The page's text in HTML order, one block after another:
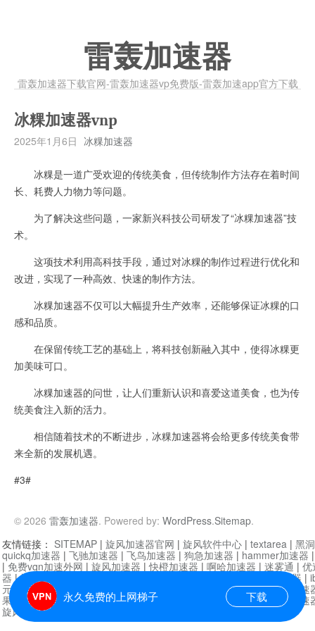
雷轰加速器
雷轰加速器下载官网-雷轰加速器vp免费版-雷轰加速app官方下载
冰粿加速器vnp
2025年1月6日 冰粿加速器
冰粿是一道广受欢迎的传统美食，但传统制作方法存在着时间
长、耗费人力物力等问题。
为了解决这些问题，一家新兴科技公司研发了“冰粿加速器”技
术。
这项技术利用高科技手段，通过对冰粿的制作过程进行优化和
改进，实现了一种高效、快速的制作方法。
冰粿加速器不仅可以大幅提升生产效率，还能够保证冰粿的口
感和品质。
在保留传统工艺的基础上，将科技创新融入其中，使得冰粿更
加美味可口。
冰粿加速器的问世，让人们重新认识和喜爱这道美食，也为传
统美食注入新的活力。
相信随着技术的不断进步，冰粿加速器将会给更多传统美食带
来全新的发展机遇。
#3#
© 2026 雷轰加速器. Powered by: WordPress.Sitemap.
永久免费的上网梯子 下载
友情链接： SITEMAP | 旋风加速器官网 | 旋风软件中心 | textarea | 黑
quickq加速器 | 飞驰加速器 | 飞鸟加速器 | 狗急加速器 | hammer加速器
| 免费vqn加速外网 | 旋风加速器 |快橙加速器 | 啊哈加速器 | 迷雾通 | 优
器 |快柠檬加速器 anycast加速器 |
元机场加速器
| 一元机场 | 老王加速器 |白石山|小牛加速
果加速器|黑洞加速|银河加速器|猎豹加速器 海鸥加速器|
芒果加速
旋风加速器度器